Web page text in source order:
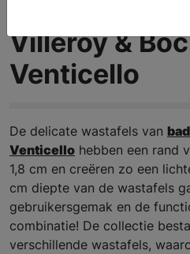
Villeroy &
Venticello
De delicate wastafels van
Venticello hebben een rand
1,8 cm en creëren zo een
cm diepte van de wastafels
gebruikersgemak en de
combinatie! De collectie
verschillende wastafels,